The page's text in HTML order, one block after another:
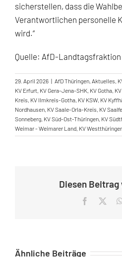
sicherstellen, dass die
Verantwortlichen personelle
wird.“
Quelle: AfD-Landtagsfraktion
29. April 2026 | AfD Thüringen, Aktuelles,
KV Erfurt, KV Gera-Jena-SHK, KV Gotha,
Kreis, KV Ilmkreis-Gotha, KV KSW, KV
Nordhausen, KV Saale-Orla-Kreis, KV
Sonneberg, KV Süd-Ost-Thüringen, KV
Weimar - Weimarer Land, KV
Diesen
Facebook
Ähnliche Beiträge